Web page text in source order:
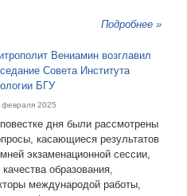
Подробнее »
Вениамин возглавил
Совета Института
БГУ
февраля 2025
дня были рассмотрены
касающиеся результатов
экзаменационной сессии,
образования,
международой работы,